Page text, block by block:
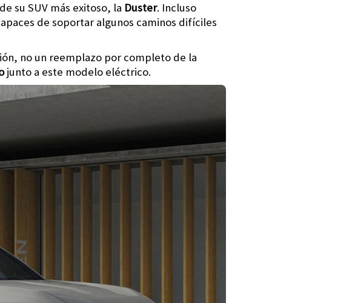
su SUV más exitoso, la Duster. Incluso
de soportar algunos caminos difíciles
no un reemplazo por completo de la
junto a este modelo eléctrico.